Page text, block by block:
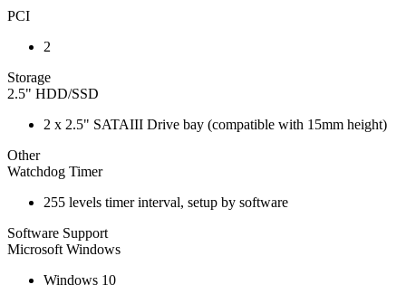
PCI
2
Storage
2.5" HDD/SSD
2 x 2.5" SATAIII Drive bay (compatible with 15mm height)
Other
Watchdog Timer
255 levels timer interval, setup by software
Software Support
Microsoft Windows
Windows 10